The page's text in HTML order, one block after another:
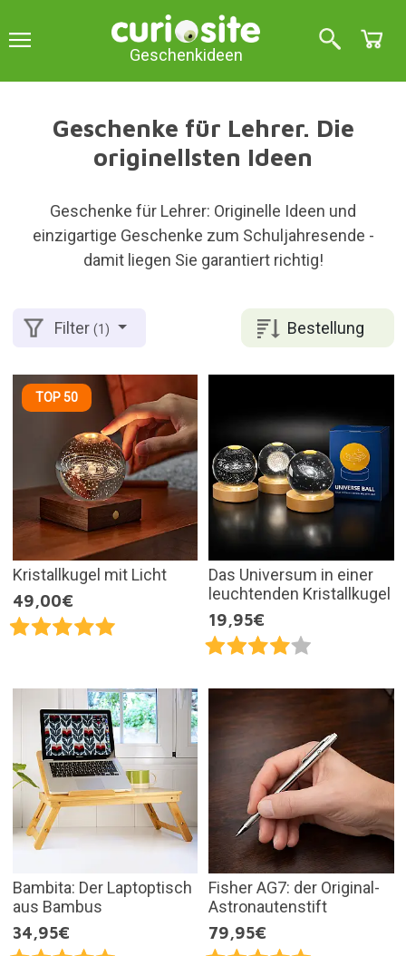
Geschenkideen
Geschenke für Lehrer. Die
originellsten Ideen
Geschenke für Lehrer: Originelle Ideen und
einzigartige Geschenke zum Schuljahresende -
damit liegen Sie garantiert richtig!
Bestellung
Filter(1)
TOP 50
Kristallkugel mit Licht
49,00€
Das Universum in einer
leuchtenden Kristallkugel
19,95€
Bambita: Der Laptoptisch
aus Bambus
34,95€
Fisher AG7: der Original-
Astronautenstift
79,95€